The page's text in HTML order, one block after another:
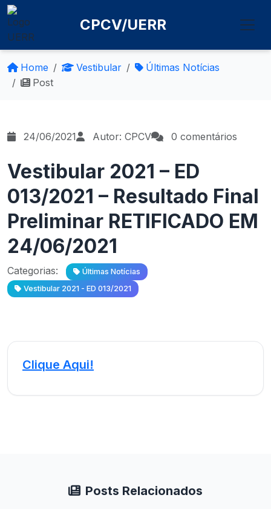
CPCV/UERR
Home Vestibular
Últimas Notícias
Post
24/06/2021 Autor: CPCV 0 comentários
Vestibular 2021 – ED
013/2021 – Resultado Final
Preliminar RETIFICADO EM
24/06/2021
Categorias:
Últimas Notícias
Vestibular 2021 - ED 013/2021
Clique Aqui!
Posts Relacionados